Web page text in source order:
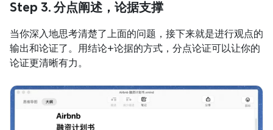
Step 3. 分点阐述，论据支撑
当你深入地思考清楚了上面的问题，接下来就是进行观点的
输出和论证了。用结论+论据的方式，分点论证可以让你的
论证更清晰有力。